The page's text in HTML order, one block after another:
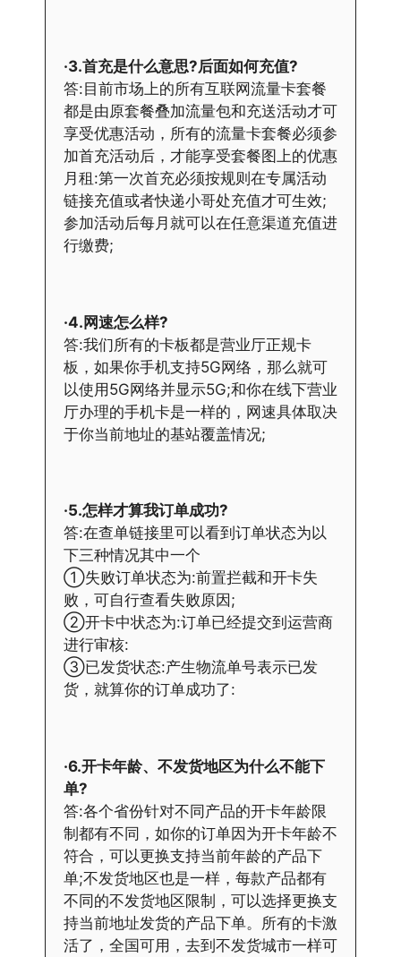
·3.首充是什么意思?后面如何充值?
答:目前市场上的所有互联网流量卡套餐
都是由原套餐叠加流量包和充送活动才可
享受优惠活动，所有的流量卡套餐必须参
加首充活动后，才能享受套餐图上的优惠
月租:第一次首充必须按规则在专属活动
链接充值或者快递小哥处充值才可生效;
参加活动后每月就可以在任意渠道充值进
行缴费;
·4.网速怎么样?
答:我们所有的卡板都是营业厅正规卡
板，如果你手机支持5G网络，那么就可
以使用5G网络并显示5G;和你在线下营业
厅办理的手机卡是一样的，网速具体取决
于你当前地址的基站覆盖情况;
·5.怎样才算我订单成功?
答:在查单链接里可以看到订单状态为以
下三种情况其中一个
①失败订单状态为:前置拦截和开卡失
败，可自行查看失败原因;
②开卡中状态为:订单已经提交到运营商
进行审核:
③已发货状态:产生物流单号表示已发
货，就算你的订单成功了:
·6.开卡年龄、不发货地区为什么不能下
单?
答:各个省份针对不同产品的开卡年龄限
制都有不同，如你的订单因为开卡年龄不
符合，可以更换支持当前年龄的产品下
单;不发货地区也是一样，每款产品都有
不同的不发货地区限制，可以选择更换支
持当前地址发货的产品下单。所有的卡激
活了，全国可用，去到不发货城市一样可